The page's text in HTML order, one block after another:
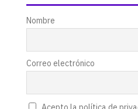
Nombre
Correo electrónico